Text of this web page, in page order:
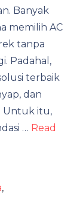
Banyak
memilih AC
tanpa
Padahal,
terbaik
dan
Untuk itu,
… Read
,